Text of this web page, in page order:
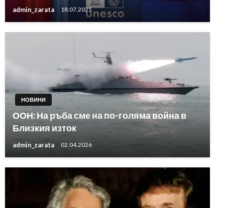
admin_zarata 18.07.2025
НОВИНИ
ООН: На ръба сме на по-голяма война в
Близкия изток
admin_zarata 02.04.2026